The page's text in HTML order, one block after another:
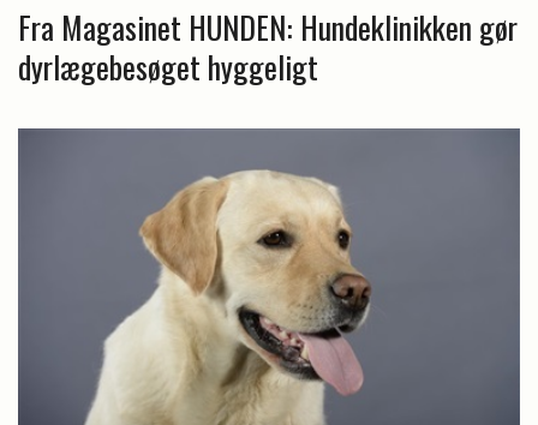
Fra Magasinet HUNDEN: Hundeklinikken gør
dyrlægebesøget hyggeligt